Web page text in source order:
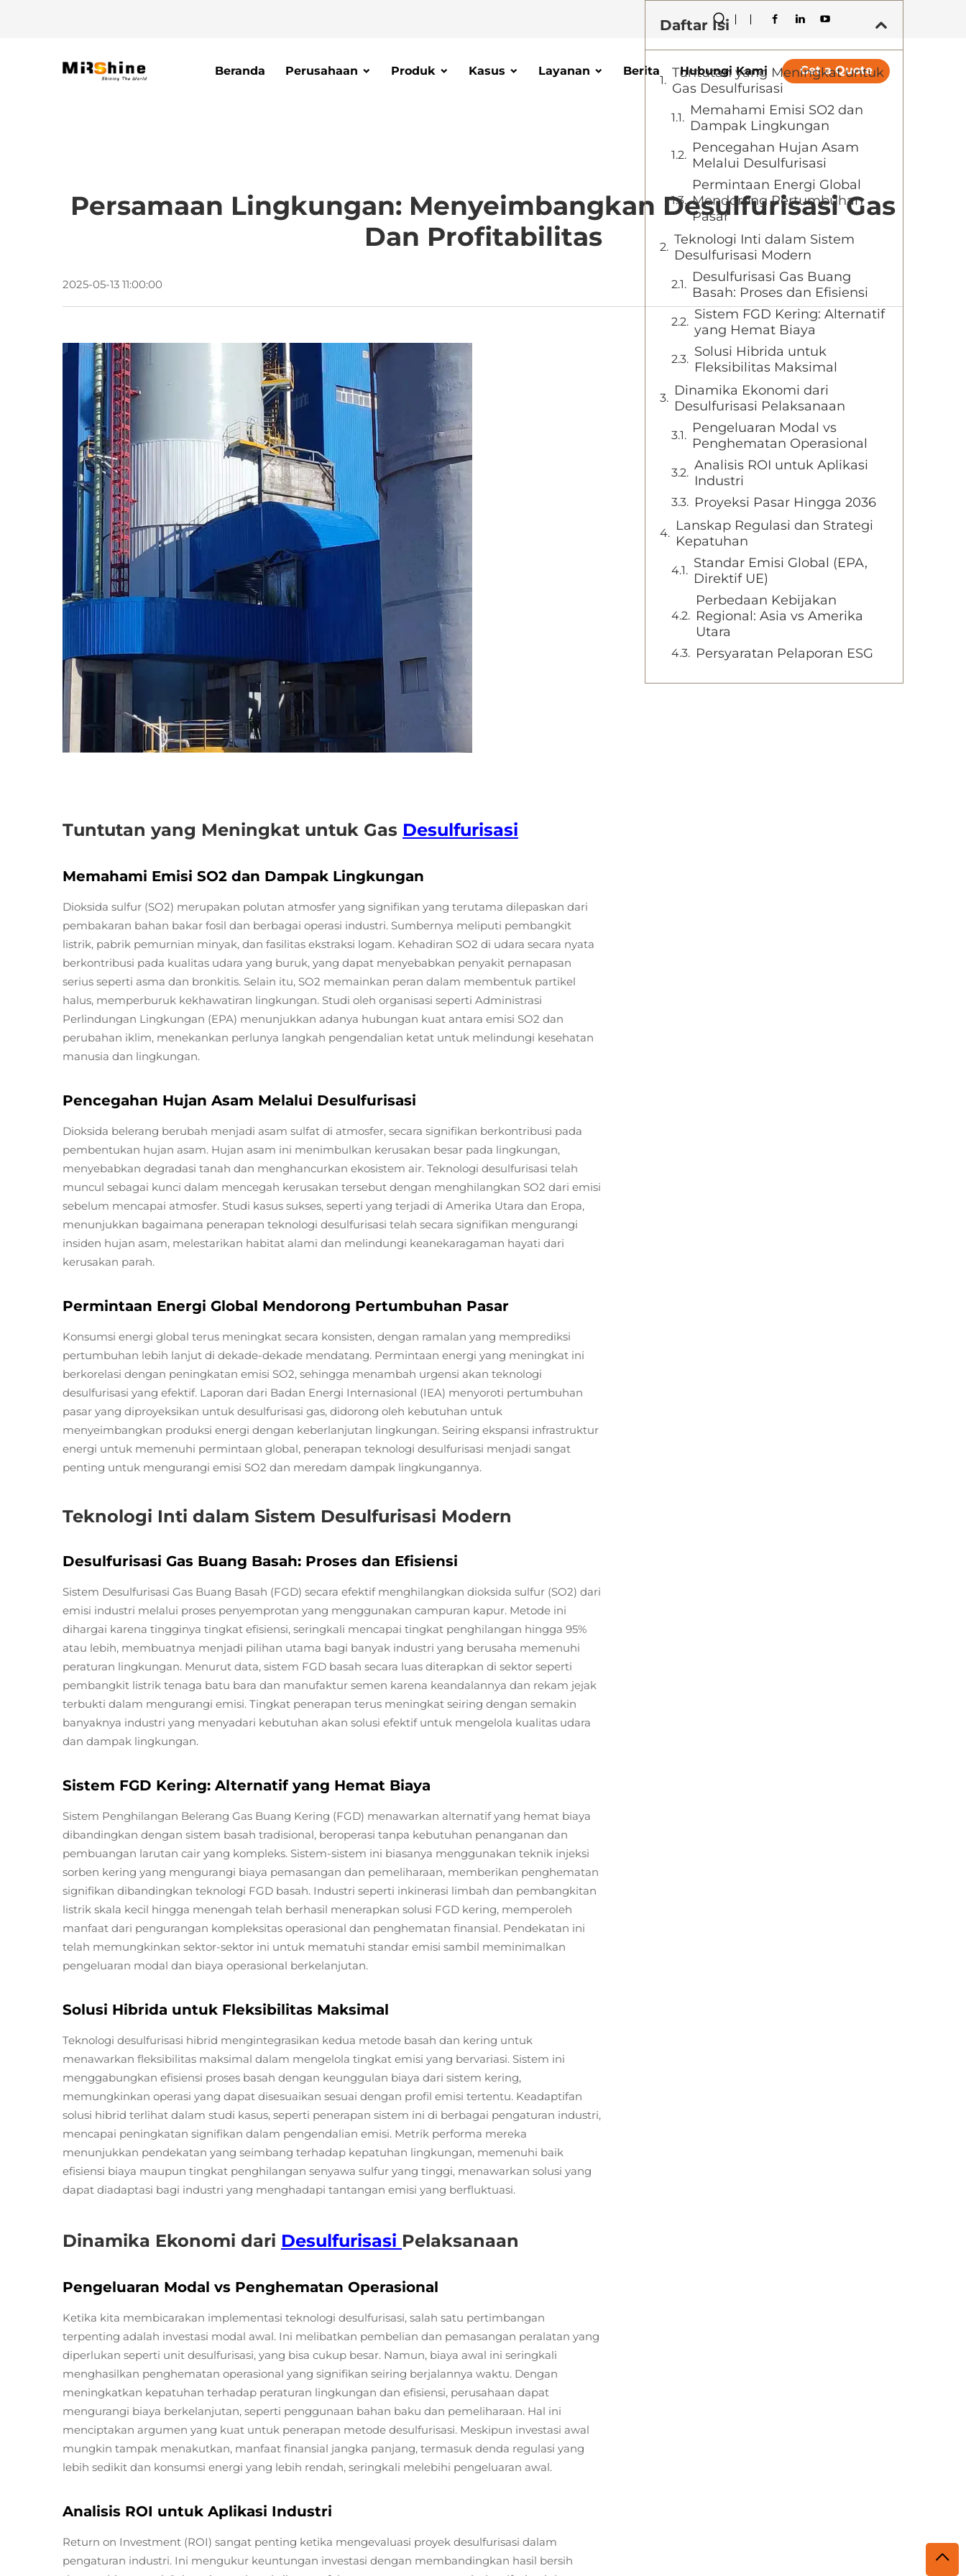
Beranda Perusahaan Produk Kasus Layanan Berita Hubungi Kami Get a Quote
Persamaan Lingkungan: Menyeimbangkan Desulfurisasi Gas
Dan Profitabilitas
2025-05-13 11:00:00
Tuntutan yang Meningkat untuk Gas Desulfurisasi
Memahami Emisi SO2 dan Dampak Lingkungan
Dioksida sulfur (SO2) merupakan polutan atmosfer yang signifikan yang terutama dilepaskan dari
pembakaran bahan bakar fosil dan berbagai operasi industri. Sumbernya meliputi pembangkit
listrik, pabrik pemurnian minyak, dan fasilitas ekstraksi logam. Kehadiran SO2 di udara secara nyata
berkontribusi pada kualitas udara yang buruk, yang dapat menyebabkan penyakit pernapasan
serius seperti asma dan bronkitis. Selain itu, SO2 memainkan peran dalam membentuk partikel
halus, memperburuk kekhawatiran lingkungan. Studi oleh organisasi seperti Administrasi
Perlindungan Lingkungan (EPA) menunjukkan adanya hubungan kuat antara emisi SO2 dan
perubahan iklim, menekankan perlunya langkah pengendalian ketat untuk melindungi kesehatan
manusia dan lingkungan.
Pencegahan Hujan Asam Melalui Desulfurisasi
Dioksida belerang berubah menjadi asam sulfat di atmosfer, secara signifikan berkontribusi pada
pembentukan hujan asam. Hujan asam ini menimbulkan kerusakan besar pada lingkungan,
menyebabkan degradasi tanah dan menghancurkan ekosistem air. Teknologi desulfurisasi telah
muncul sebagai kunci dalam mencegah kerusakan tersebut dengan menghilangkan SO2 dari emisi
sebelum mencapai atmosfer. Studi kasus sukses, seperti yang terjadi di Amerika Utara dan Eropa,
menunjukkan bagaimana penerapan teknologi desulfurisasi telah secara signifikan mengurangi
insiden hujan asam, melestarikan habitat alami dan melindungi keanekaragaman hayati dari
kerusakan parah.
Permintaan Energi Global Mendorong Pertumbuhan Pasar
Konsumsi energi global terus meningkat secara konsisten, dengan ramalan yang memprediksi
pertumbuhan lebih lanjut di dekade-dekade mendatang. Permintaan energi yang meningkat ini
berkorelasi dengan peningkatan emisi SO2, sehingga menambah urgensi akan teknologi
desulfurisasi yang efektif. Laporan dari Badan Energi Internasional (IEA) menyoroti pertumbuhan
pasar yang diproyeksikan untuk desulfurisasi gas, didorong oleh kebutuhan untuk
menyeimbangkan produksi energi dengan keberlanjutan lingkungan. Seiring ekspansi infrastruktur
energi untuk memenuhi permintaan global, penerapan teknologi desulfurisasi menjadi sangat
penting untuk mengurangi emisi SO2 dan meredam dampak lingkungannya.
Teknologi Inti dalam Sistem Desulfurisasi Modern
Desulfurisasi Gas Buang Basah: Proses dan Efisiensi
Sistem Desulfurisasi Gas Buang Basah (FGD) secara efektif menghilangkan dioksida sulfur (SO2) dari
emisi industri melalui proses penyemprotan yang menggunakan campuran kapur. Metode ini
dihargai karena tingginya tingkat efisiensi, seringkali mencapai tingkat penghilangan hingga 95%
atau lebih, membuatnya menjadi pilihan utama bagi banyak industri yang berusaha memenuhi
peraturan lingkungan. Menurut data, sistem FGD basah secara luas diterapkan di sektor seperti
pembangkit listrik tenaga batu bara dan manufaktur semen karena keandalannya dan rekam jejak
terbukti dalam mengurangi emisi. Tingkat penerapan terus meningkat seiring dengan semakin
banyaknya industri yang menyadari kebutuhan akan solusi efektif untuk mengelola kualitas udara
dan dampak lingkungan.
Sistem FGD Kering: Alternatif yang Hemat Biaya
Sistem Penghilangan Belerang Gas Buang Kering (FGD) menawarkan alternatif yang hemat biaya
dibandingkan dengan sistem basah tradisional, beroperasi tanpa kebutuhan penanganan dan
pembuangan larutan cair yang kompleks. Sistem-sistem ini biasanya menggunakan teknik injeksi
sorben kering yang mengurangi biaya pemasangan dan pemeliharaan, memberikan penghematan
signifikan dibandingkan teknologi FGD basah. Industri seperti inkinerasi limbah dan pembangkitan
listrik skala kecil hingga menengah telah berhasil menerapkan solusi FGD kering, memperoleh
manfaat dari pengurangan kompleksitas operasional dan penghematan finansial. Pendekatan ini
telah memungkinkan sektor-sektor ini untuk mematuhi standar emisi sambil meminimalkan
pengeluaran modal dan biaya operasional berkelanjutan.
Solusi Hibrida untuk Fleksibilitas Maksimal
Teknologi desulfurisasi hibrid mengintegrasikan kedua metode basah dan kering untuk
menawarkan fleksibilitas maksimal dalam mengelola tingkat emisi yang bervariasi. Sistem ini
menggabungkan efisiensi proses basah dengan keunggulan biaya dari sistem kering,
memungkinkan operasi yang dapat disesuaikan sesuai dengan profil emisi tertentu. Keadaptifan
solusi hibrid terlihat dalam studi kasus, seperti penerapan sistem ini di berbagai pengaturan industri,
mencapai peningkatan signifikan dalam pengendalian emisi. Metrik performa mereka
menunjukkan pendekatan yang seimbang terhadap kepatuhan lingkungan, memenuhi baik
efisiensi biaya maupun tingkat penghilangan senyawa sulfur yang tinggi, menawarkan solusi yang
dapat diadaptasi bagi industri yang menghadapi tantangan emisi yang berfluktuasi.
Dinamika Ekonomi dari Desulfurisasi Pelaksanaan
Pengeluaran Modal vs Penghematan Operasional
Ketika kita membicarakan implementasi teknologi desulfurisasi, salah satu pertimbangan
terpenting adalah investasi modal awal. Ini melibatkan pembelian dan pemasangan peralatan yang
diperlukan seperti unit desulfurisasi, yang bisa cukup besar. Namun, biaya awal ini seringkali
menghasilkan penghematan operasional yang signifikan seiring berjalannya waktu. Dengan
meningkatkan kepatuhan terhadap peraturan lingkungan dan efisiensi, perusahaan dapat
mengurangi biaya berkelanjutan, seperti penggunaan bahan baku dan pemeliharaan. Hal ini
menciptakan argumen yang kuat untuk penerapan metode desulfurisasi. Meskipun investasi awal
mungkin tampak menakutkan, manfaat finansial jangka panjang, termasuk denda regulasi yang
lebih sedikit dan konsumsi energi yang lebih rendah, seringkali melebihi pengeluaran awal.
Analisis ROI untuk Aplikasi Industri
Return on Investment (ROI) sangat penting ketika mengevaluasi proyek desulfurisasi dalam
pengaturan industri. Ini mengukur keuntungan investasi dengan membandingkan hasil bersih
Daftar Isi
Tuntutan yang Meningkat untuk
Gas Desulfurisasi
Memahami Emisi SO2 dan
Dampak Lingkungan
Pencegahan Hujan Asam
Melalui Desulfurisasi
Permintaan Energi Global
Mendorong Pertumbuhan
Pasar
Teknologi Inti dalam Sistem
Desulfurisasi Modern
Desulfurisasi Gas Buang
Basah: Proses dan Efisiensi
Sistem FGD Kering: Alternatif
yang Hemat Biaya
Solusi Hibrida untuk
Fleksibilitas Maksimal
Dinamika Ekonomi dari
Desulfurisasi Pelaksanaan
Pengeluaran Modal vs
Penghematan Operasional
Analisis ROI untuk Aplikasi
Industri
Proyeksi Pasar Hingga 2036
Lanskap Regulasi dan Strategi
Kepatuhan
Standar Emisi Global (EPA,
Direktif UE)
Perbedaan Kebijakan
Regional: Asia vs Amerika
Utara
Persyaratan Pelaporan ESG